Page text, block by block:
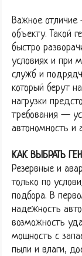
Важное отличие
объекту. Такой
быстро
условиях и при
служб и
который берут
нагрузки
требования —
автономность и
КАК ВЫБРАТЬ
Резервные и
только по
подбора. В
надежность
возможность
мощность с
пыли и влаги,